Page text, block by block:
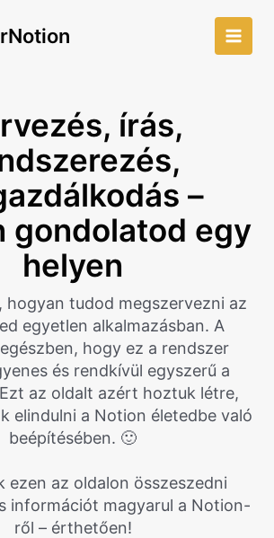
Main
írás,
–
gondolatod egy
helyen
hogyan tudod megszervezni az
egyetlen alkalmazásban. A
hogy ez a rendszer
és rendkívül egyszerű a
az oldalt azért hoztuk létre,
elindulni a Notion életedbe való
beépítésében. 🙂
ezen az oldalon összeszedni
információt magyarul a Notion-
ről – érthetően!